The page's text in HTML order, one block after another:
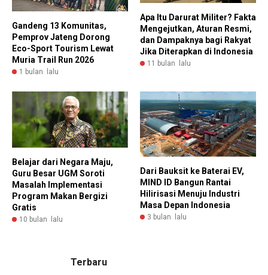
Gandeng 13 Komunitas,
Pemprov Jateng Dorong
Eco-Sport Tourism Lewat
Muria Trail Run 2026
1 bulan lalu
Apa Itu Darurat Militer? Fakta
Mengejutkan, Aturan Resmi,
dan Dampaknya bagi Rakyat
Jika Diterapkan di Indonesia
11 bulan lalu
Belajar dari Negara Maju,
Guru Besar UGM Soroti
Masalah Implementasi
Program Makan Bergizi
Gratis
10 bulan lalu
Dari Bauksit ke Baterai EV,
MIND ID Bangun Rantai
Hilirisasi Menuju Industri
Masa Depan Indonesia
3 bulan lalu
Terbaru